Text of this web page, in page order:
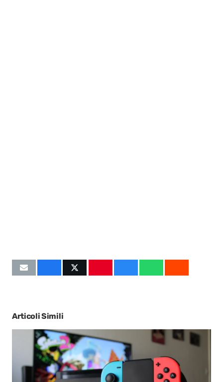
Articoli Simili